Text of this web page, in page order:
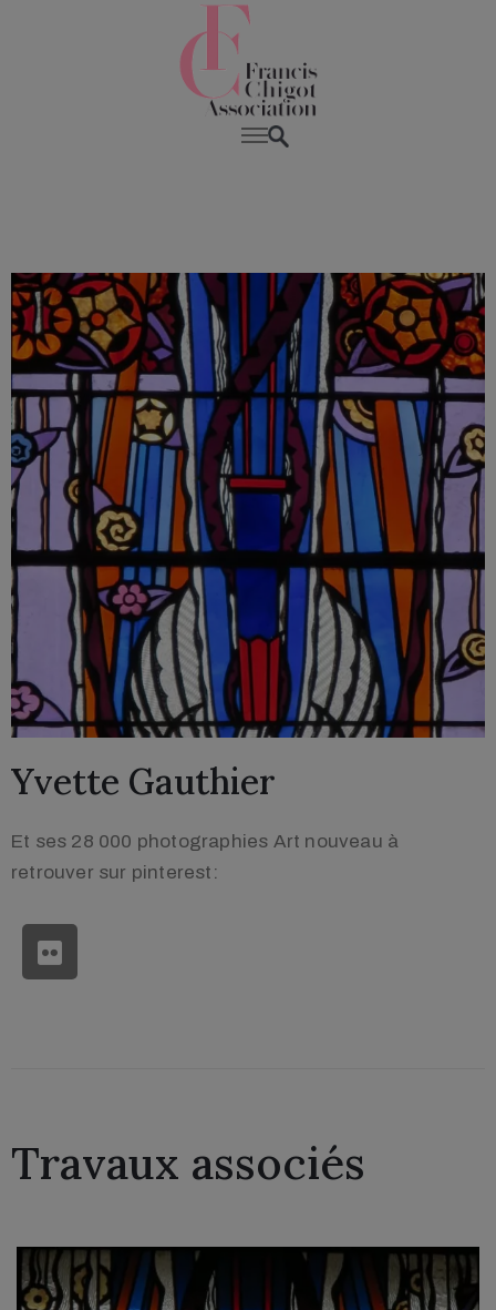
Yvette Gauthier
Et ses 28 000 photographies Art nouveau à
retrouver sur pinterest:
Travaux associés